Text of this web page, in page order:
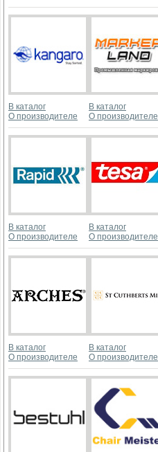
В каталог
О производителе
В каталог
О производителе
В каталог
О производителе
В каталог
О производителе
В каталог
О производителе
В каталог
О производителе